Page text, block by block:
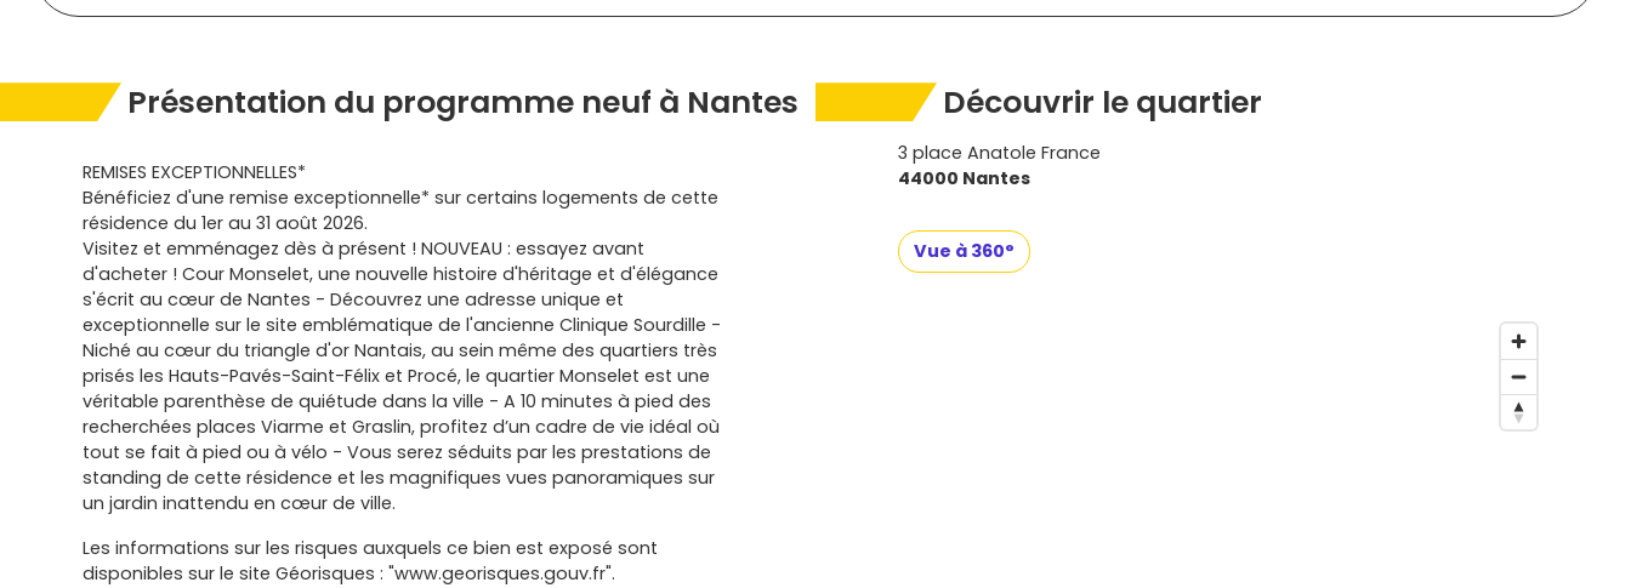
Présentation du programme neuf à Nantes
REMISES EXCEPTIONNELLES*
Bénéficiez d'une remise exceptionnelle* sur certains logements de cette
résidence du 1er au 31 août 2026.
Visitez et emménagez dès à présent ! NOUVEAU : essayez avant
d'acheter ! Cour Monselet, une nouvelle histoire d'héritage et d'élégance
s'écrit au cœur de Nantes - Découvrez une adresse unique et
exceptionnelle sur le site emblématique de l'ancienne Clinique Sourdille -
Niché au cœur du triangle d'or Nantais, au sein même des quartiers très
prisés les Hauts-Pavés-Saint-Félix et Procé, le quartier Monselet est une
véritable parenthèse de quiétude dans la ville - A 10 minutes à pied des
recherchées places Viarme et Graslin, profitez d’un cadre de vie idéal où
tout se fait à pied ou à vélo - Vous serez séduits par les prestations de
standing de cette résidence et les magnifiques vues panoramiques sur
un jardin inattendu en cœur de ville.
Les informations sur les risques auxquels ce bien est exposé sont
disponibles sur le site Géorisques : "www.georisques.gouv.fr".
Découvrir le quartier
3 place Anatole France
44000 Nantes
Vue à 360°